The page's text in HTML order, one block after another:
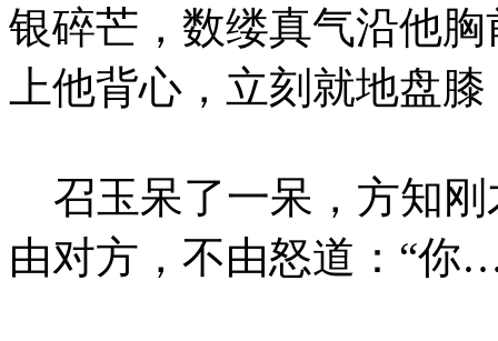
银碎芒，数缕真气沿他
上他背心，立刻就地盘
召玉呆了一呆，方知刚
由对方，不由怒道：“